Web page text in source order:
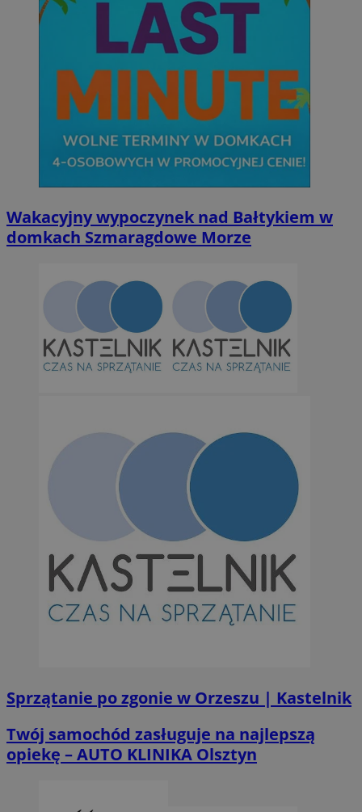
Wakacyjny wypoczynek nad Bałtykiem w
domkach Szmaragdowe Morze
Sprzątanie po zgonie w Orzeszu | Kastelnik
Twój samochód zasługuje na najlepszą
opiekę – AUTO KLINIKA Olsztyn